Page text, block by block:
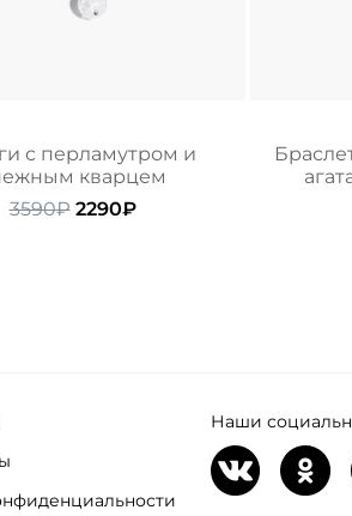
с перламутром и
кварцем
3590₽ Первоначальная
2290₽Текущая
Наши